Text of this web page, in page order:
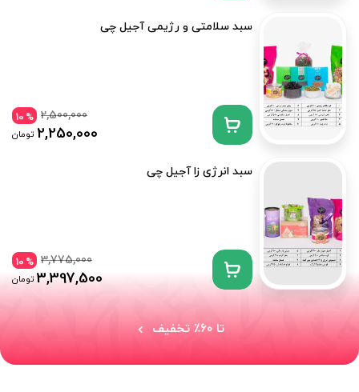
سبد سلامتی و رژیمی آجیل چی
2,500,000
%
10
2,250,000 تومان
سبد انرژی زا آجیل چی
3,775,000
%
10
3,397,500 تومان
تا ۶۰٪ تخفیف